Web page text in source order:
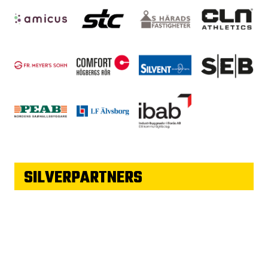
SILVERPARTNERS